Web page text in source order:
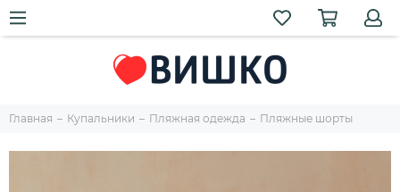
Главная Купальники Пляжная одежда Пляжные шорты